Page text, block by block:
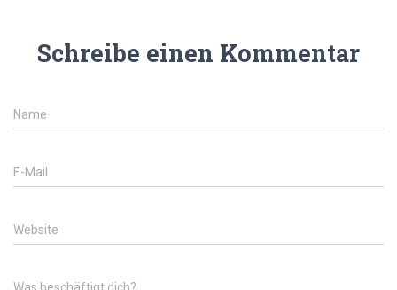
Schreibe einen Kommentar
Name
E-Mail
Website
Was beschäftigt dich?